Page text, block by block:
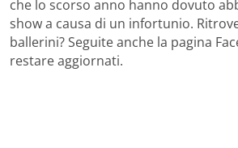
che lo scorso anno hanno dovuto
show a causa di un infortunio.
ballerini? Seguite anche la pagina
restare aggiornati.